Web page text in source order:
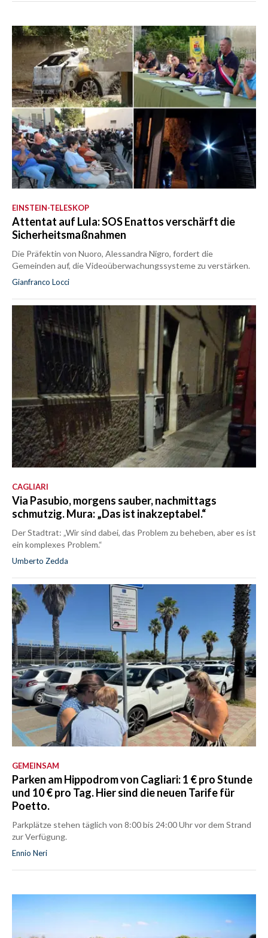
EINSTEIN-TELESKOP
Attentat auf Lula: SOS Enattos verschärft die
Sicherheitsmaßnahmen
Die Präfektin von Nuoro, Alessandra Nigro, fordert die
Gemeinden auf, die Videoüberwachungssysteme zu verstärken.
Gianfranco Locci
CAGLIARI
Via Pasubio, morgens sauber, nachmittags
schmutzig. Mura: „Das ist inakzeptabel.“
Der Stadtrat: „Wir sind dabei, das Problem zu beheben, aber es ist
ein komplexes Problem.“
Umberto Zedda
GEMEINSAM
Parken am Hippodrom von Cagliari: 1 € pro Stunde
und 10 € pro Tag. Hier sind die neuen Tarife für
Poetto.
Parkplätze stehen täglich von 8:00 bis 24:00 Uhr vor dem Strand
zur Verfügung.
Ennio Neri